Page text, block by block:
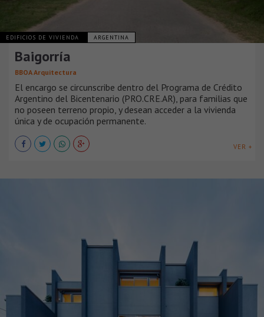
EDIFICIOS DE VIVIENDA ARGENTINA
Baigorría
BBOA Arquitectura
El encargo se circunscribe dentro del Programa de Crédito
Argentino del Bicentenario (PRO.CRE.AR), para familias que
no poseen terreno propio, y desean acceder a la vivienda
única y de ocupación permanente.
VER +